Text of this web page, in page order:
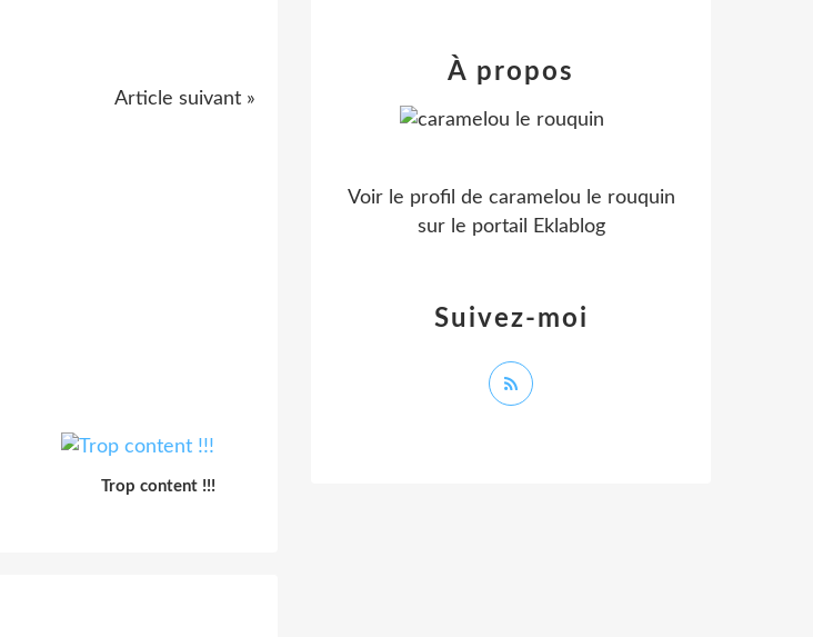
Article suivant »
Trop content !!!
Suivez-moi
À propos
Voir le profil de caramelou le rouquin
sur le portail Eklablog